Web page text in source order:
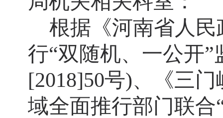
根据《河南省人
行“双随机、一公开
[2018]50号)、《三
域全面推行部门联